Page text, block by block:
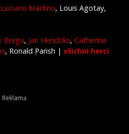
Luciano Martino, Louis Agotay,
Brega, Jan Hendriks, Catherine
, Ronald Parish | všichni herci